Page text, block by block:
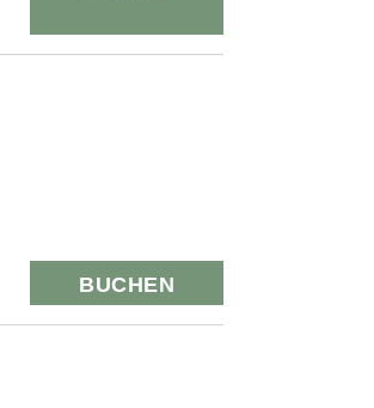
BUCHEN